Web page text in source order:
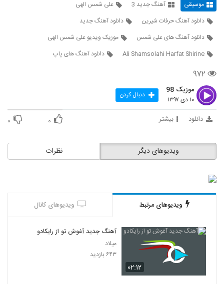
394
رفتی از پیشم
397
Farzad Farrokh Royaye Man
آهنگ علیرضا روزگار بنام قرار آخر
۹۷۳ بازدید
دانلود آهنگ جدید و زیبای افشین آذری با نام
زنگ ایلمه
موسیقی آهنگ جدید 3
علی شمس الهی
دانلود آهنگ حرفات شیرین
دانلود آهنگ جدید
دانلود آهنگ های علی شمس
موزیک ویدیو علی شمس الهی
Ali Shamsolahi Harfat Shirine
دانلود آهنگ های پاپ
۹۷۲
موزیک 98
۱۰ دی ۱۳۹۷ دنبال کردن
دانلود بیشتر ۰ ۰
نظرات ویدیوهای دیگر
ویدیوهای مرتبط ویدیوهای کانال
۰۲:۱۲
آهنگ جدید آغوش تو از رایکادو
میلاد
۶۴۳ بازدید